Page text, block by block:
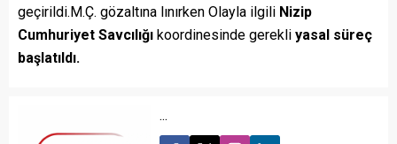
geçirildi.M.Ç. gözaltına lınırken Olayla ilgili Nizip
Cumhuriyet Savcılığı koordinesinde gerekli yasal süreç
başlatıldı.
...